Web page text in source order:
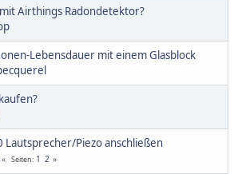
Airthings Radondetektor?
Lebensdauer mit einem Glasblock
Lautsprecher/Piezo anschließen
Seiten 1 2